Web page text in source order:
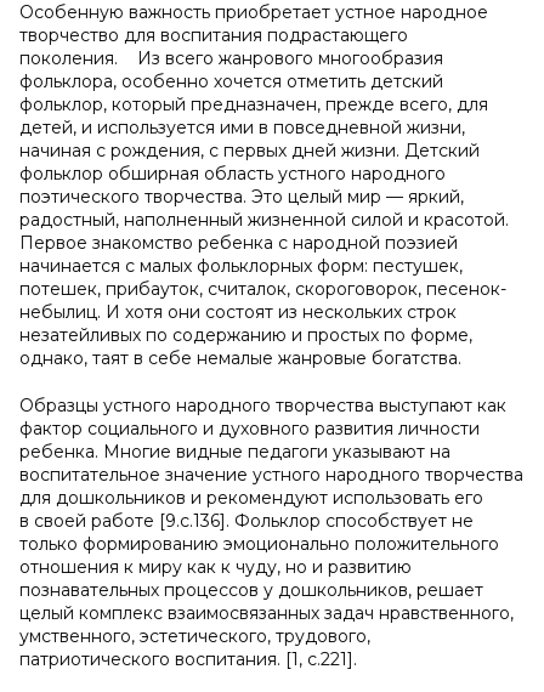
Особенную важность приобретает устное народное
творчество для воспитания подрастающего
поколения. Из всего жанрового многообразия
фольклора, особенно хочется отметить детский
фольклор, который предназначен, прежде всего, для
детей, и используется ими в повседневной жизни,
начиная с рождения, с первых дней жизни. Детский
фольклор обширная область устного народного
поэтического творчества. Это целый мир — яркий,
радостный, наполненный жизненной силой и красотой.
Первое знакомство ребенка с народной поэзией
начинается с малых фольклорных форм: пестушек,
потешек, прибауток, считалок, скороговорок, песенок-
небылиц. И хотя они состоят из нескольких строк
незатейливых по содержанию и простых по форме,
однако, таят в себе немалые жанровые богатства.
Образцы устного народного творчества выступают как
фактор социального и духовного развития личности
ребенка. Многие видные педагоги указывают на
воспитательное значение устного народного творчества
для дошкольников и рекомендуют использовать его
в своей работе [9.с.136]. Фольклор способствует не
только формированию эмоционально положительного
отношения к миру как к чуду, но и развитию
познавательных процессов у дошкольников, решает
целый комплекс взаимосвязанных задач нравственного,
умственного, эстетического, трудового,
патриотического воспитания. [1, с.221].